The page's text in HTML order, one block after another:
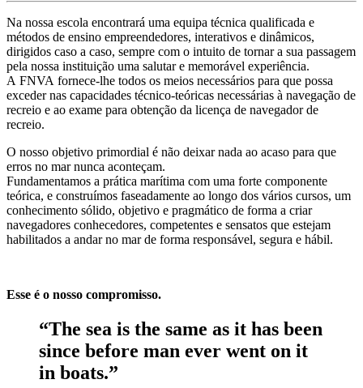
Na nossa escola encontrará uma equipa técnica qualificada e
métodos de ensino empreendedores, interativos e dinâmicos,
dirigidos caso a caso, sempre com o intuito de tornar a sua passagem
pela nossa instituição uma salutar e memorável experiência.
A FNVA fornece-lhe todos os meios necessários para que possa
exceder nas capacidades técnico-teóricas necessárias à navegação de
recreio e ao exame para obtenção da licença de navegador de
recreio.
O nosso objetivo primordial é não deixar nada ao acaso para que
erros no mar nunca aconteçam.
Fundamentamos a prática marítima com uma forte componente
teórica, e construímos faseadamente ao longo dos vários cursos, um
conhecimento sólido, objetivo e pragmático de forma a criar
navegadores conhecedores, competentes e sensatos que estejam
habilitados a andar no mar de forma responsável, segura e hábil.
Esse é o nosso compromisso.
“The sea is the same as it has been
since before man ever went on it
in boats.”